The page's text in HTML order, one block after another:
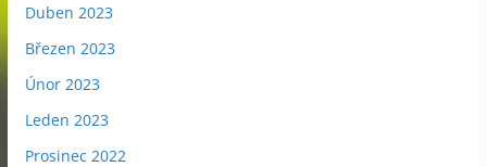
Duben 2023
Březen 2023
Únor 2023
Leden 2023
Prosinec 2022